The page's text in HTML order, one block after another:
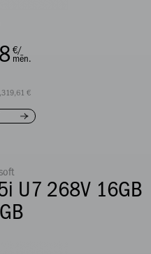
€/
mēn.
€
U7 268V 16GB